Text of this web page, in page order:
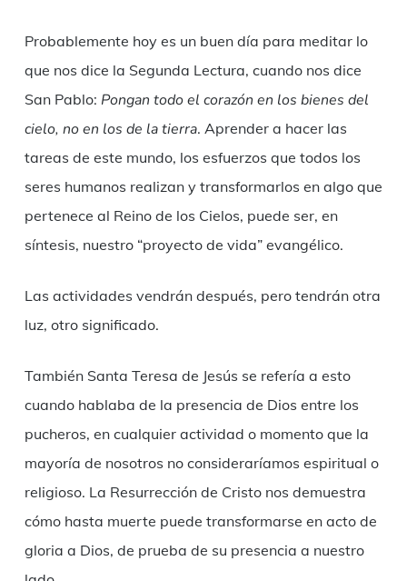
Probablemente hoy es un buen día para meditar lo
que nos dice la Segunda Lectura, cuando nos dice
San Pablo: Pongan todo el corazón en los bienes del
cielo, no en los de la tierra. Aprender a hacer las
tareas de este mundo, los esfuerzos que todos los
seres humanos realizan y transformarlos en algo que
pertenece al Reino de los Cielos, puede ser, en
síntesis, nuestro “proyecto de vida” evangélico.
Las actividades vendrán después, pero tendrán otra
luz, otro significado.
También Santa Teresa de Jesús se refería a esto
cuando hablaba de la presencia de Dios entre los
pucheros, en cualquier actividad o momento que la
mayoría de nosotros no consideraríamos espiritual o
religioso. La Resurrección de Cristo nos demuestra
cómo hasta muerte puede transformarse en acto de
gloria a Dios, de prueba de su presencia a nuestro